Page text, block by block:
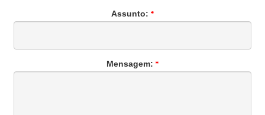
Assunto: *
Mensagem: *